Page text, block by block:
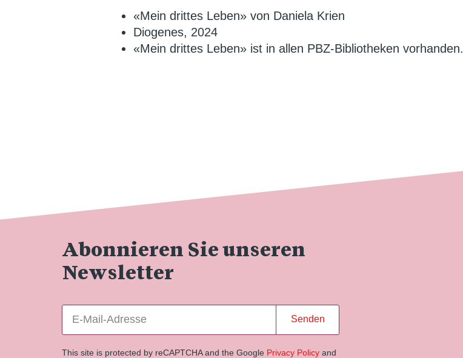
«Mein drittes Leben» von Daniela Krien
Diogenes, 2024
«Mein drittes Leben» ist in allen PBZ-Bibliotheken vorhanden.
Abonnieren Sie unseren
Newsletter
Senden
This site is protected by reCAPTCHA and the Google Privacy Policy and